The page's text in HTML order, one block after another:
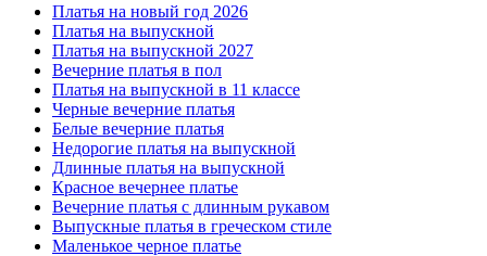
Платья на новый год 2026
Платья на выпускной
Платья на выпускной 2027
Вечерние платья в пол
Платья на выпускной в 11 классе
Черные вечерние платья
Белые вечерние платья
Недорогие платья на выпускной
Длинные платья на выпускной
Красное вечернее платье
Вечерние платья с длинным рукавом
Выпускные платья в греческом стиле
Маленькое черное платье